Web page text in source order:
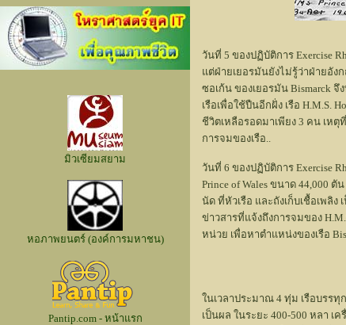
มิวเซียมสยาม
หอภาพยนตร์ (องค์การมหาชน)
Pantip.com - หน้าแรก
h.m.s
วันที่ 5 ของปฏิบัติการ Exercise
แต่ฝ่ายเยอรมันยังไม่รู้ว่าฝ่ายอัง
ซอเก้น ของเยอรมัน Bismarck
เรือเพื่อใช้ปืนอีกฝั่ง เรือ H.M.S.
ชีวิตเหลือรอดมาเพียง 3 คน เห
การจมของเรือ..
วันที่ 6 ของปฏิบัติการ Exercise
Prince of Wales ขนาด 44,000
นัด ที่หัวเรือ และถังเก็บเชื้อเพลิง
ข่าวสารที่แจ้งถึงการจมของ
หน่วย เพื่อหาตำแหน่งของเรือ
ในเวลาประมาณ 4 ทุ่ม เรือบรรทุ
เป็นผล ในระยะ 400-500 หลา เ